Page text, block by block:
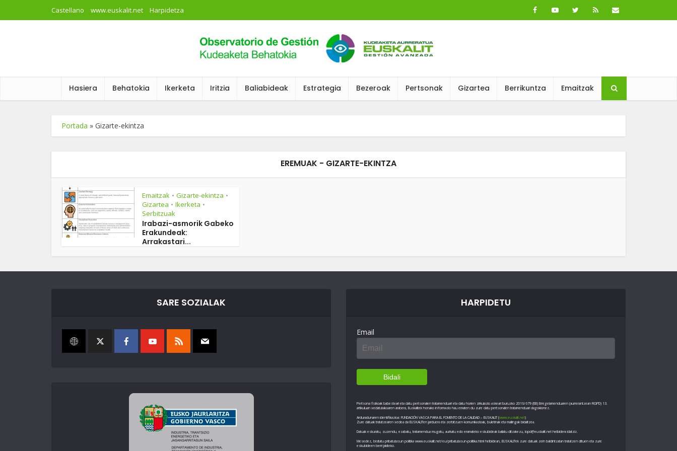
Castellano www.euskalit.net Harpidetza
Hasiera Behatokia Ikerketa Iritzia Baliabideak Estrategia Bezeroak Pertsonak Gizartea Berrikuntza Emaitzak
Portada » Gizarte-ekintza
EREMUAK - GIZARTE-EKINTZA
Emaitzak • Gizarte-ekintza •
Gizartea • Ikerketa •
Serbitzuak
Irabazi-asmorik Gabeko
Erakundeak:
Arrakastari...
SARE SOZIALAK HARPIDETU
Email
Pertsona fisikoak babesteari eta datu pertsonalen tratamenduari eta datu horien zirkulazio askeari buruzko 2016/679 (EB) Erregelamenduaren (aurrerantzean RGPD) 13.
artikuluan xedatutakoaren arabera, Euskalitek honako informazio hau ematen du zure datu pertsonalen tratamenduari dagokionez.
Arduradunaren identifikazioa: FUNDACIÓN VASCA PARA EL FOMENTO DE LA CALIDAD – EUSKALIT (www.euskalit.net)
Zure datuak tratatzearen xedea da EUSKALITen jarduera eta zerbitzuen komunikazioak, buletinak eta mailingak bidaltzea.
Datuak eskuratu, zuzendu, ezabatu, tratamendua mugatu, aurkatu edo eramateko eskubideak baliatu ditzakezu, lopd@euskalit.net helbidera idatziz.
Mesedez, bisitatu pribatutasun politika www.euskalit.net/eu/pribatutasun-politika.html helbidean, EUSKALITek zure datuak zein baldintzatan tratatzen dituen eta zure
eskubideen berri jakiteko.